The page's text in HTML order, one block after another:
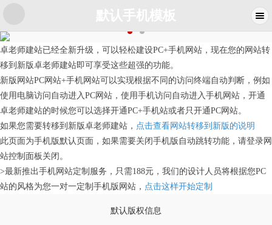
卓老师建站已经全新升级，可以轻松建设PC+手机网站，现在您的网站转
移到新版卓老师建站即可享受这些超强的功能。
新版网站PC网站+手机网站可以实现根据不同的访问终端自动判断，例如
使用电脑访问自动进入PC网站，使用手机访问自动进入手机网站，开通
卓老师建站的时候您可以选择开通PC+手机站或者只开通PC网站。
如果您需要转移到新版卓老师建站， 点击查看网站转移到新版的说明
此页面为手机版默认页面，如果需要关闭手机版自动跳转功能，请登录网
站控制面板关闭。
>最新推出手机网站定制服务，只需188元，我们的设计人员将根据您PC
站的风格为您一对一定制手机版网站， 点击这样开始定制
默认版权信息